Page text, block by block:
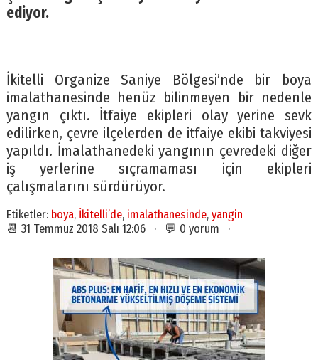
ediyor.
İkitelli Organize Saniye Bölgesi’nde bir boya
imalathanesinde henüz bilinmeyen bir nedenle
yangın çıktı. İtfaiye ekipleri olay yerine sevk
edilirken, çevre ilçelerden de itfaiye ekibi takviyesi
yapıldı. İmalathanedeki yangının çevredeki diğer
iş yerlerine sıçramaması için ekipleri
çalışmalarını sürdürüyor.
Etiketler: boya, İkitelli’de, imalathanesinde, yangin
📆 31 Temmuz 2018 Salı 12:06 · 💬 0 yorum ·